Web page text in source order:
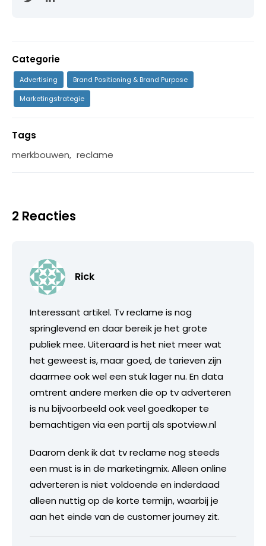
Categorie
Advertising
Brand Positioning & Brand Purpose
Marketingstrategie
Tags
merkbouwen, reclame
2 Reacties
Rick
Interessant artikel. Tv reclame is nog
springlevend en daar bereik je het grote
publiek mee. Uiteraard is het niet meer wat
het geweest is, maar goed, de tarieven zijn
daarmee ook wel een stuk lager nu. En data
omtrent andere merken die op tv adverteren
is nu bijvoorbeeld ook veel goedkoper te
bemachtigen via een partij als spotview.nl
Daarom denk ik dat tv reclame nog steeds
een must is in de marketingmix. Alleen online
adverteren is niet voldoende en inderdaad
alleen nuttig op de korte termijn, waarbij je
aan het einde van de customer journey zit.